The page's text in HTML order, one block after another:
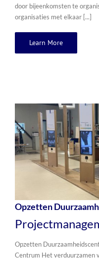
door bijeenkomsten te
organisaties met elkaar [...]
Learn More
Opzetten
Opzetten
Centrum Het verduurzamen